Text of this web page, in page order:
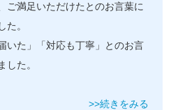
ご満足いただけたとのお言葉に
た。
いた」「対応も丁寧」とのお言
した。
>>続きをみる